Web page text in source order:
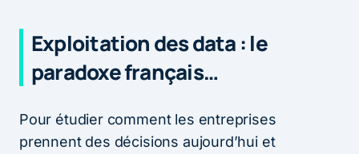
Exploitation des data : le
paradoxe français…
Pour étudier comment les entreprises
prennent des décisions aujourd’hui et